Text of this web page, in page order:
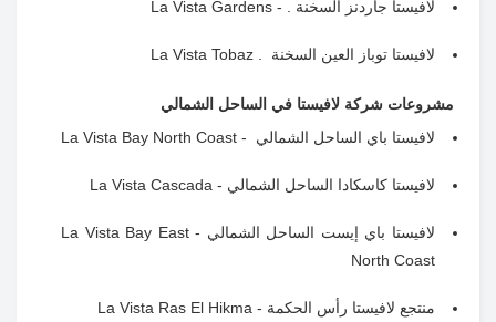
لافيستا جاردنز السخنة . - La Vista Gardens
لافيستا توباز العين السخنة . La Vista Tobaz
مشروعات شركة لافيستا في الساحل الشمالي
لافيستا باي الساحل الشمالي - La Vista Bay North Coast
لافيستا كاسكادا الساحل الشمالي - La Vista Cascada
لافيستا باي إيست الساحل الشمالي - La Vista Bay East
North Coast
منتجع لافيستا رأس الحكمة - La Vista Ras El Hikma